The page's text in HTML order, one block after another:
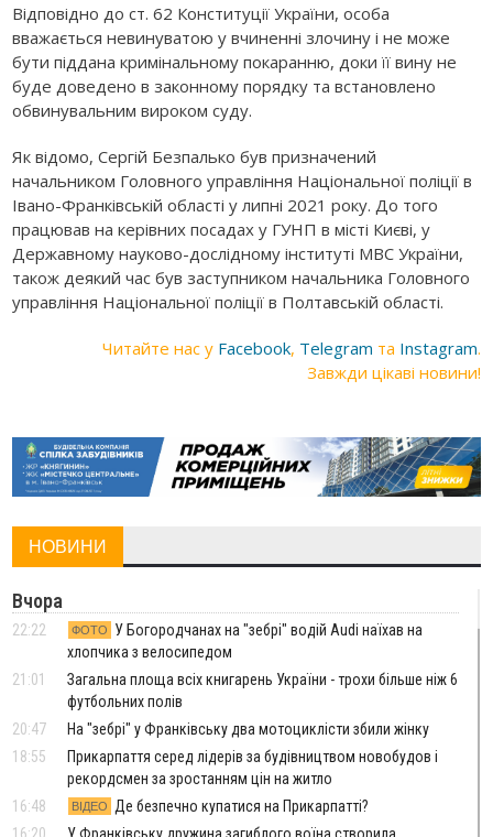
Відповідно до ст. 62 Конституції України, особа
вважається невинуватою у вчиненні злочину і не може
бути піддана кримінальному покаранню, доки її вину не
буде доведено в законному порядку та встановлено
обвинувальним вироком суду.
Як відомо, Сергій Безпалько був призначений
начальником Головного управління Національної поліції в
Івано-Франківській області у липні 2021 року. До того
працював на керівних посадах у ГУНП в місті Києві, у
Державному науково-дослідному інституті МВС України,
також деякий час був заступником начальника Головного
управління Національної поліції в Полтавській області.
Читайте нас у Facebook, Telegram та Instagram.
Завжди цікаві новини!
НОВИНИ
Вчора
22:22 ФОТО
У Богородчанах на "зебрі" водій Audi наїхав на
хлопчика з велосипедом
21:01
Загальна площа всіх книгарень України - трохи більше ніж 6
футбольних полів
20:47
На "зебрі" у Франківську два мотоциклісти збили жінку
18:55
Прикарпаття серед лідерів за будівництвом новобудов і
рекордсмен за зростанням цін на житло
16:48
ВІДЕО
Де безпечно купатися на Прикарпатті?
16:20
У Франківську дружина загиблого воїна створила